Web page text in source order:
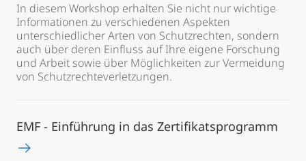
In diesem Workshop erhalten Sie nicht nur wichtige
Informationen zu verschiedenen Aspekten
unterschiedlicher Arten von Schutzrechten, sondern
auch über deren Einfluss auf Ihre eigene Forschung
und Arbeit sowie über Möglichkeiten zur Vermeidung
von Schutzrechteverletzungen.
EMF - Einführung in das Zertifikatsprogramm